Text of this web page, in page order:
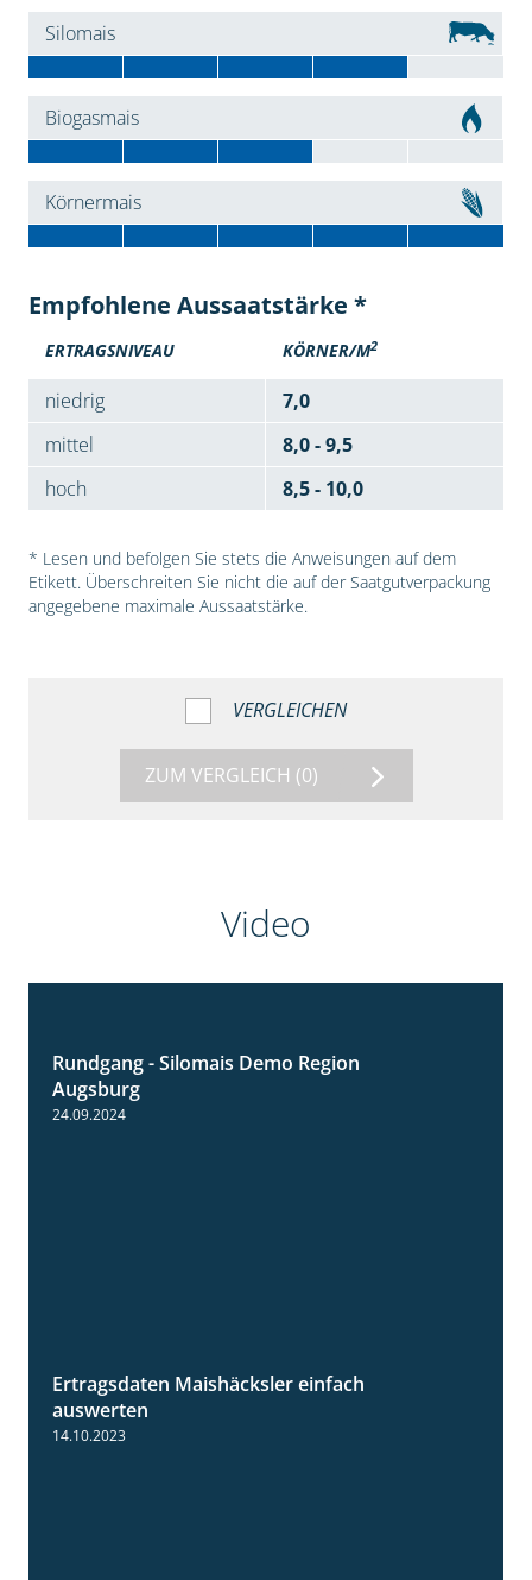
Silomais
Biogasmais
Körnermais
Empfohlene Aussaatstärke *
ERTRAGSNIVEAU KÖRNER/M2
niedrig
7,0
mittel
8,0 - 9,5
hoch
8,5 - 10,0
* Lesen und befolgen Sie stets die Anweisungen auf dem
Etikett. Überschreiten Sie nicht die auf der Saatgutverpackung
angegebene maximale Aussaatstärke.
VERGLEICHEN
ZUM VERGLEICH (0)
Video
Rundgang - Silomais Demo Region
Augsburg
24.09.2024
Ertragsdaten Maishäcksler einfach
auswerten
14.10.2023